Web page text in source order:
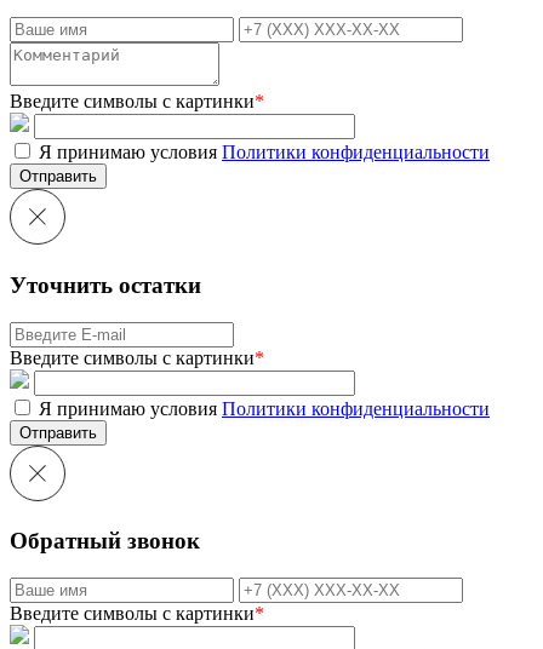
Введите символы с картинки*
Я принимаю условия Политики конфиденциальности
Отправить
Уточнить остатки
Введите символы с картинки*
Я принимаю условия Политики конфиденциальности
Отправить
Обратный звонок
Введите символы с картинки*